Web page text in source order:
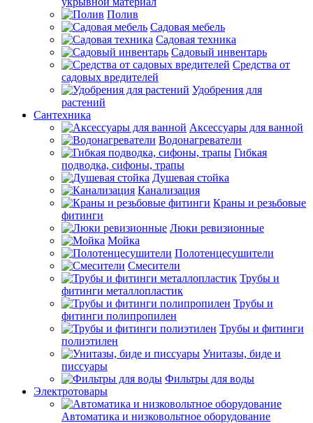
Полив
Садовая мебель
Садовая техника
Садовый инвентарь
Средства от
садовых вредителей
Удобрения для
растений
Сантехника
Аксессуары для ванной
Водонагреватели
Гибкая
подводка, сифоны, трапы
Душевая стойка
Канализация
Краны и резьбовые
фитинги
Люки ревизионные
Мойка
Полотенцесушители
Смесители
Трубы и
фитинги металлопластик
Трубы и
фитинги полипропилен
Трубы и фитинги
полиэтилен
Унитазы, биде и
писсуары
Фильтры для воды
Электротовары
Автоматика и низковольтное оборудование